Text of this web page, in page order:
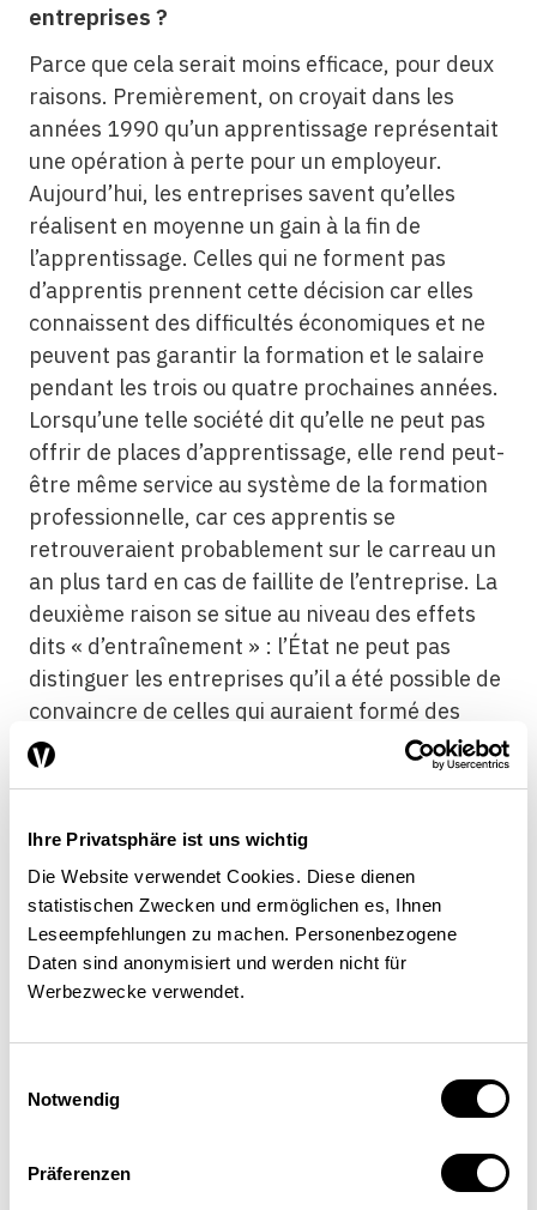
Ihre Privatsphäre ist uns wichtig
Die Website verwendet Cookies. Diese dienen
statistischen Zwecken und ermöglichen es, Ihnen
Leseempfehlungen zu machen. Personenbezogene
Daten sind anonymisiert und werden nicht für
Werbezwecke verwendet.
Notwendig
Präferenzen
entreprises ?
Parce que cela serait moins efficace, pour deux
raisons. Premièrement, on croyait dans les
années 1990 qu’un apprentissage représentait
une opération à perte pour un employeur.
Aujourd’hui, les entreprises savent qu’elles
réalisent en moyenne un gain à la fin de
l’apprentissage. Celles qui ne forment pas
d’apprentis prennent cette décision car elles
connaissent des difficultés économiques et ne
peuvent pas garantir la formation et le salaire
pendant les trois ou quatre prochaines années.
Lorsqu’une telle société dit qu’elle ne peut pas
offrir de places d’apprentissage, elle rend peut-
être même service au système de la formation
professionnelle, car ces apprentis se
retrouveraient probablement sur le carreau un
an plus tard en cas de faillite de l’entreprise. La
deuxième raison se situe au niveau des effets
dits « d’entraînement » : l’État ne peut pas
distinguer les entreprises qu’il a été possible de
convaincre de celles qui auraient formé des
apprentis même sans soutien. Des études
montrent que la majorité des sociétés qui
formé des apprentis.
10 000 places
restent vacantes,